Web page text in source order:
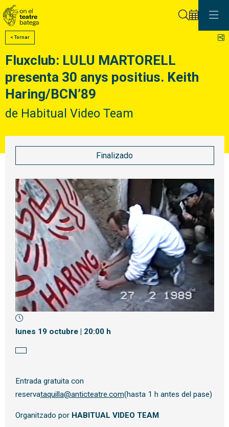
< Tornar
Fluxclub: LULU MARTORELL
presenta 30 anys positius. Keith
Haring/BCN’89
de Habitual Video Team
Finalizado
Diapositiva 1 de 1
lunes 19 octubre| 20:00 h
Entrada gratuita con
reservataquilla@anticteatre.com(hasta 1 h antes del pase)
Organitzado porHABITUAL VIDEO TEAM